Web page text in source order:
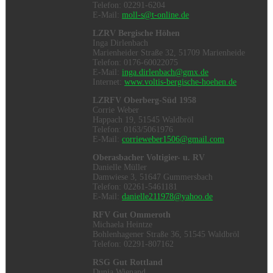
Telefon: 02291-6204
E-Mail:moll-s@t-online.de
LZRV Bergische Höhen
Inga Dirlenbach
Marienheider Straße 32, 51709 Marienheide
Telefon: 0176-60022075
E-Mail:inga.dirlenbach@gmx.de
Internet:www.voltis-bergische-hoehen.de
LZRFV Oberberg-Süd 1958
Corrie Weber
Happach 19, 51545 Waldbröl
Telefon: 0163/5061976
E-Mail:corrieweber1506@gmail.com
Oberasbacher Voltigier- u. RV
Danielle Müller
Damwiese 3, 51647 Gummersbach
Telefon: 02261-5461181
E-Mail:danielle211978@yahoo.de
RFV Gut Ommeroth
Michaela Heintze
Bohlenhagener Straße 36, 51545 Waldbröl
Telefon: 02291-807162
RSG Gut Rottland